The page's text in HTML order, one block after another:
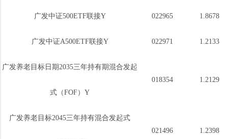
广发中证500ETF联接Y 022965 1.8678
广发中证A500ETF联接Y 022971 1.2133
广发养老目标日期2035三年持有期混合发起
式（FOF）Y
018354 1.2129
广发养老目标2045三年持有混合发起式
021496 1.2398